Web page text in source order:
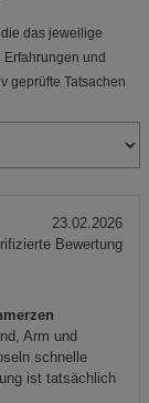
das jeweilige
und
geprüfte Tatsachen
Arm und
schnelle
ist tatsächlich
23.02.2026
Bewertung